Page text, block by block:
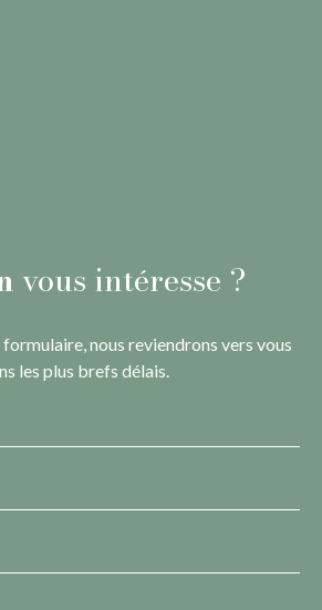
vous intéresse ?
nous reviendrons vers vous
les plus brefs délais.